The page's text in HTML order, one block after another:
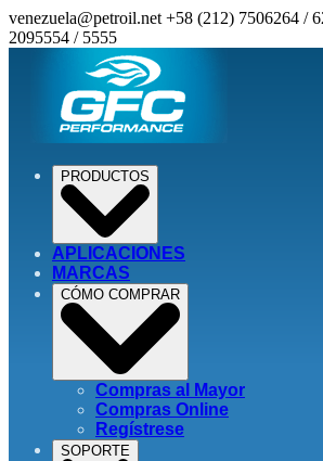
venezuela@petroil.net +58 (212) 7506264 /
2095554 / 5555
PRODUCTOS
APLICACIONES
MARCAS
CÓMO COMPRAR
Compras al Mayor
Compras Online
Regístrese
SOPORTE